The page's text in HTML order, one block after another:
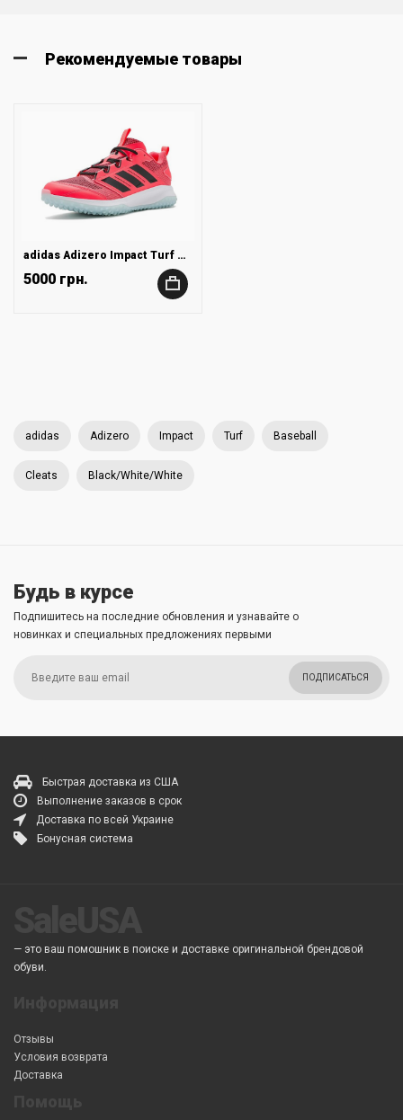
Рекомендуемые товары
adidas Adizero Impact Turf Baseball Cleats
5000 грн. +
adidas Adizero Impact Turf Baseball
Cleats Black/White/White
Будь в курсе
Подпишитесь на последние обновления и узнавайте о
новинках и специальных предложениях первыми
ПОДПИСАТЬСЯ
Быстрая доставка из США
Выполнение заказов в срок
Доставка по всей Украине
Бонусная система
— это ваш помошник в поиске и доставке оригинальной брендовой
обуви.
Отзывы
Условия возврата
Доставка